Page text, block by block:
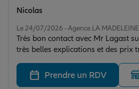
Le 24/07/2026 - Agence LA MADELEINE
Très bon contact avec Mr Lagast
très belles explications et des prix
surtout très disponible je
Nicolas
Prendre un RDV